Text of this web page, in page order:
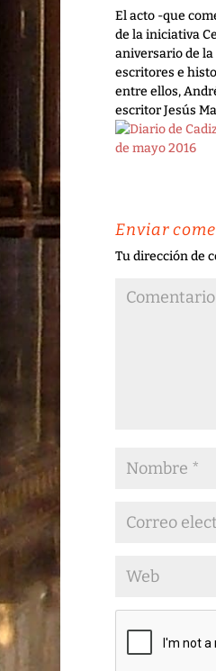
El acto -que
de la iniciativa
aniversario de
escritores e
entre ellos,
escritor Jesús
Enviar
Tu dirección de